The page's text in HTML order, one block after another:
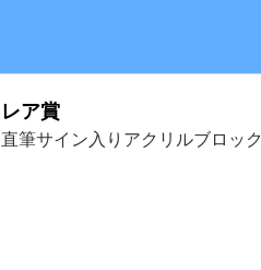
レア賞
直筆サイン入りアクリルブロック